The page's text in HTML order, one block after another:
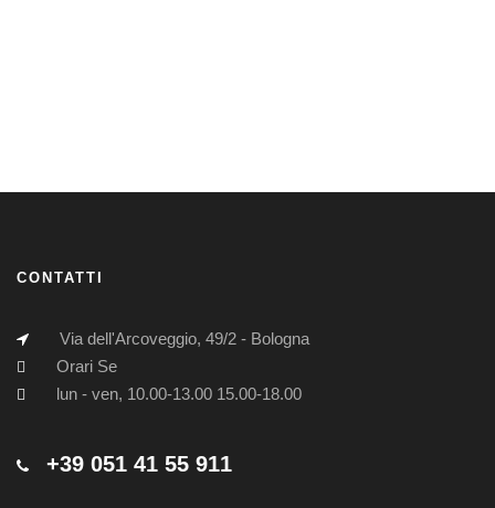
CONTATTI
Via dell'Arcoveggio, 49/2 - Bologna
Orari Se
lun - ven, 10.00-13.00 15.00-18.00
+39 051 41 55 911